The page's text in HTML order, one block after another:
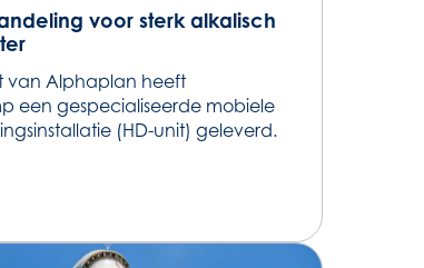
voor sterk alkalisch
van Alphaplan heeft
een gespecialiseerde mobiele
(HD-unit) geleverd.